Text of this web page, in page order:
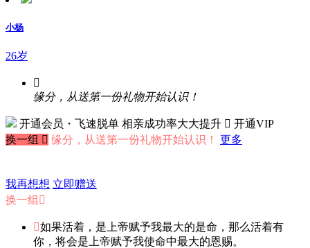
小杨
26岁

缘分，从送第一份礼物开始认识！
开通会员・飞速脱单 相亲成功率大大提升  开通VIP
换一组  缘分，从送第一份礼物开始认识！ 更多
我再想想 立即赠送
换一组 
如果活着，是上帝赋予我最大的是命，那么活着有
你，将会是上帝赋予我使命中最大的恩赐。